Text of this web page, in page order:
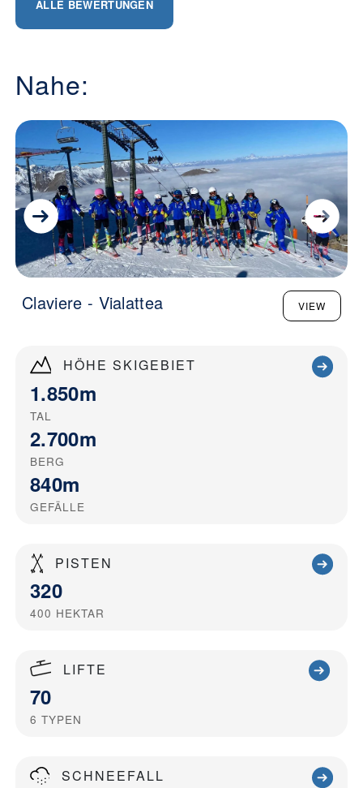
HÖHE SKIGEBIET
1.850m
TAL
2.700m
BERG
840m
GEFÄLLE
PISTEN
320
400 HEKTAR
LIFTE
70
6 TYPEN
SCHNEEFALL
ALLE BEWERTUNGEN
Nahe:
Claviere - Vialattea VIEW